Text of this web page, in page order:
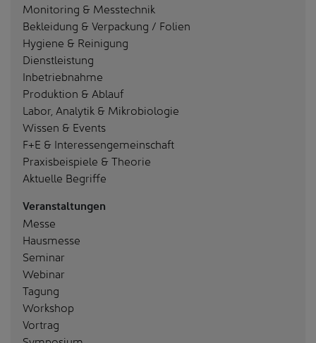
Monitoring & Messtechnik
Bekleidung & Verpackung / Folien
Hygiene & Reinigung
Dienstleistung
Inbetriebnahme
Produktion & Ablauf
Labor, Analytik & Mikrobiologie
Wissen & Events
F+E & Interessengemeinschaft
Praxisbeispiele & Theorie
Aktuelle Begriffe
Veranstaltungen
Messe
Hausmesse
Seminar
Webinar
Tagung
Workshop
Vortrag